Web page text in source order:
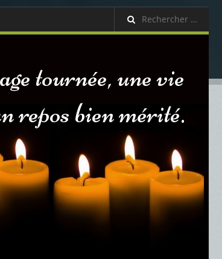
tournée, une vie
repos bien mérité.